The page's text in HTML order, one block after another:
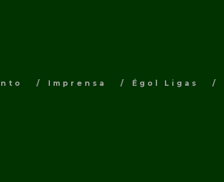
Imprensa Égol Ligas